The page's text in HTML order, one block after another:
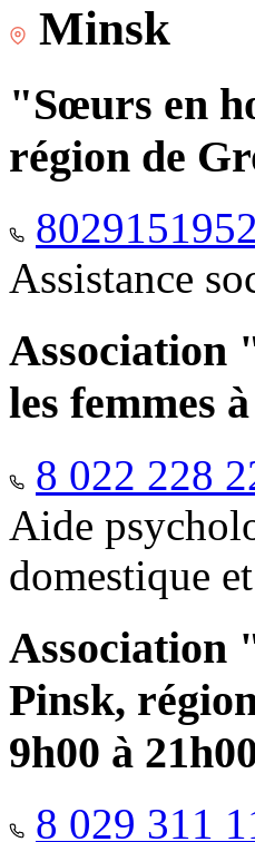
Minsk
"Sœurs en
région de
Assistance
Association
les femmes
8 022 228
Aide
domestique
Association
Pinsk,
9h00 à
8 029 311